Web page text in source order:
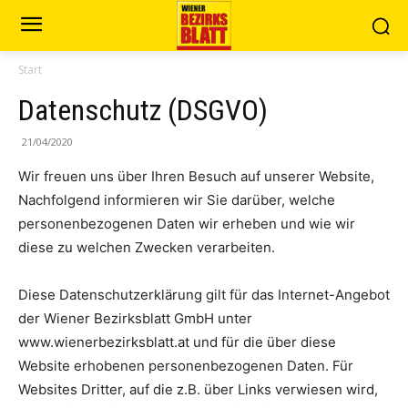
Start
Datenschutz (DSGVO)
21/04/2020
Wir freuen uns über Ihren Besuch auf unserer Website,
Nachfolgend informieren wir Sie darüber, welche
personenbezogenen Daten wir erheben und wie wir
diese zu welchen Zwecken verarbeiten.
Diese Datenschutzerklärung gilt für das Internet-Angebot
der Wiener Bezirksblatt GmbH unter
www.wienerbezirksblatt.at und für die über diese
Website erhobenen personenbezogenen Daten. Für
Websites Dritter, auf die z.B. über Links verwiesen wird,